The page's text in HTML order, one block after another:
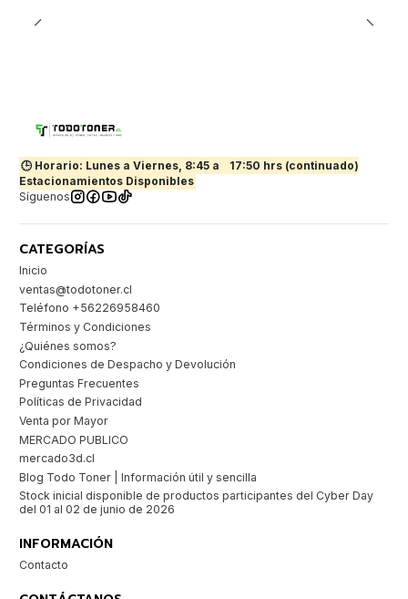
🕒 Horario: Lunes a Viernes, 8:45 a
17:50 hrs (continuado)
Estacionamientos Disponibles
Síguenos
CATEGORÍAS
Inicio
ventas@todotoner.cl
Teléfono +56226958460
Términos y Condiciones
¿Quiénes somos?
Condiciones de Despacho y Devolución
Preguntas Frecuentes
Políticas de Privacidad
Venta por Mayor
MERCADO PUBLICO
mercado3d.cl
Blog Todo Toner | Información útil y sencilla
Stock inicial disponible de productos participantes del Cyber Day
del 01 al 02 de junio de 2026
INFORMACIÓN
Contacto